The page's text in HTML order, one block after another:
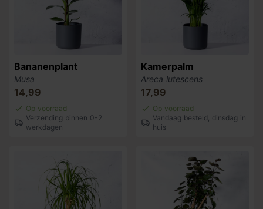
Bananenplant
Musa
14,99
Op voorraad
Verzending binnen 0-2
werkdagen
Kamerpalm
Areca lutescens
17,99
Op voorraad
Vandaag besteld, dinsdag in
huis